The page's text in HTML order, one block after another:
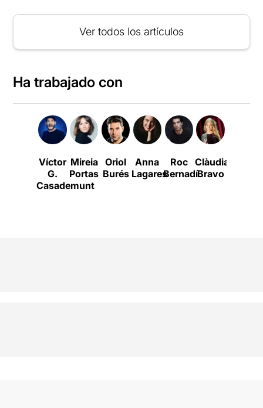
Ver todos los artículos
Ha trabajado con
Víctor
G.
Casademunt
Mireia
Portas
Oriol
Burés
Anna
Lagares
Roc
Bernadí
Clàudia
Bravo